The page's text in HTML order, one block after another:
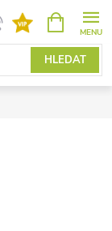
HLEDAT
NÁKUPNÍ
KOŠÍK